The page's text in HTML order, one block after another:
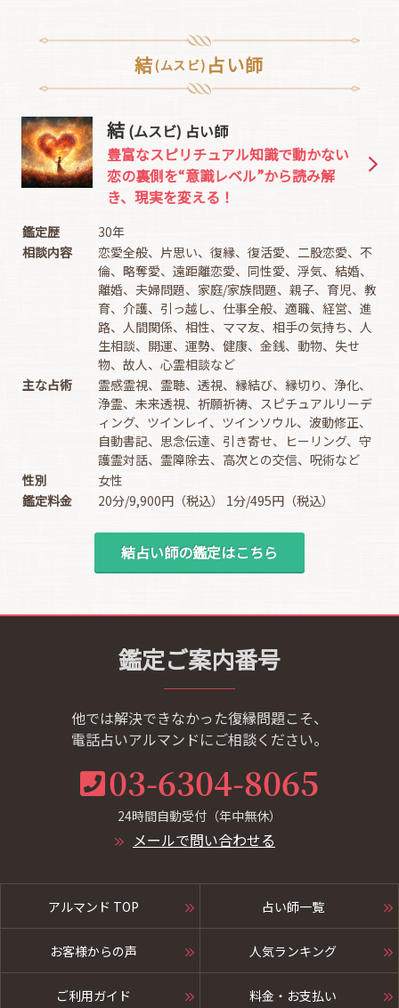
結(ムスビ) 占い師
結 (ムスビ) 占い師
豊富なスピリチュアル知識で動かない
恋の裏側を“意識レベル”から読み解
き、現実を変える！
鑑定歴
30年
相談内容
恋愛全般、片思い、復縁、復活愛、二股恋愛、不
倫、略奪愛、遠距離恋愛、同性愛、浮気、結婚、
離婚、夫婦問題、家庭/家族問題、親子、育児、教
育、介護、引っ越し、仕事全般、適職、経営、進
路、人間関係、相性、ママ友、相手の気持ち、人
生相談、開運、運勢、健康、金銭、動物、失せ
物、故人、心霊相談など
主な占術
霊感霊視、霊聴、透視、縁結び、縁切り、浄化、
浄霊、未来透視、祈願祈祷、スピチュアルリーデ
ィング、ツインレイ、ツインソウル、波動修正、
自動書記、思念伝達、引き寄せ、ヒーリング、守
護霊対話、霊障除去、高次との交信、呪術など
性別
女性
鑑定料金
20分/9,900円（税込） 1分/495円（税込）
結占い師の鑑定はこちら
鑑定ご案内番号
他では解決できなかった復縁問題こそ、
電話占いアルマンドにご相談ください。
03-6304-8065
24時間自動受付（年中無休）
メールで問い合わせる
アルマンド TOP 占い師一覧
お客様からの声 人気ランキング
ご利用ガイド 料金・お支払い